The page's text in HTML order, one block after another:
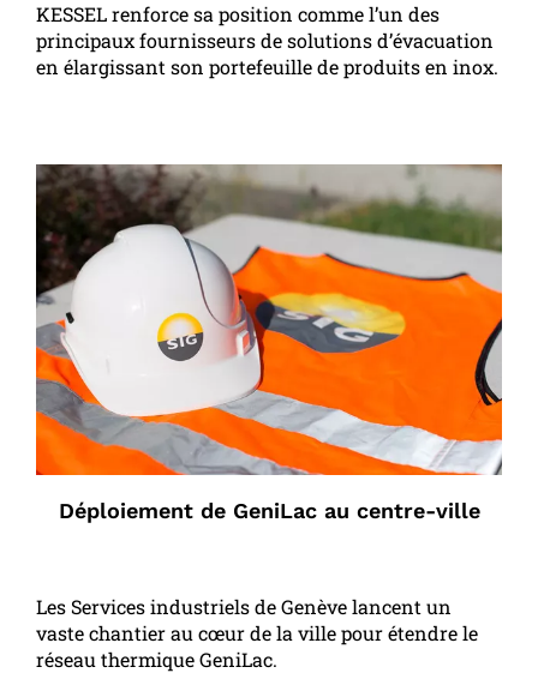
KESSEL renforce sa position comme l’un des
principaux fournisseurs de solutions d’évacuation
en élargissant son portefeuille de produits en inox.
Déploiement de GeniLac au centre-ville
Les Services industriels de Genève lancent un
vaste chantier au cœur de la ville pour étendre le
réseau thermique GeniLac.